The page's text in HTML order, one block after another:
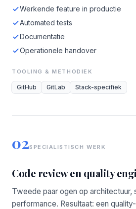
Werkende feature in productie
Automated tests
Documentatie
Operationele handover
TOOLING & METHODIEK
GitHub GitLab Stack-specifiek
02SPECIALISTISCH WERK
Code review en quality
Tweede paar ogen op architectuur,
performance. Resultaat: een